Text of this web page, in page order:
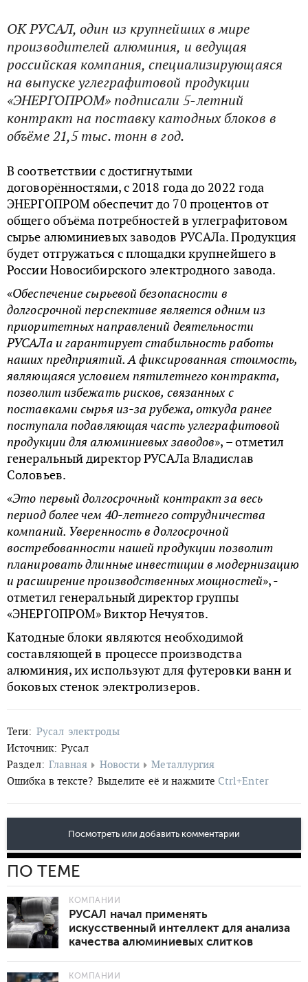
ОК РУСАЛ, один из крупнейших в мире
производителей алюминия, и ведущая
российская компания, специализирующаяся
на выпуске углеграфитовой продукции
«ЭНЕРГОПРОМ» подписали 5-летний
контракт на поставку катодных блоков в
объёме 21,5 тыс. тонн в год.
В соответствии с достигнутыми
договорённостями, с 2018 года до 2022 года
ЭНЕРГОПРОМ обеспечит до 70 процентов от
общего объёма потребностей в углеграфитовом
сырье алюминиевых заводов РУСАЛа. Продукция
будет отгружаться с площадки крупнейшего в
России Новосибирского электродного завода.
«Обеспечение сырьевой безопасности в
долгосрочной перспективе является одним из
приоритетных направлений деятельности
РУСАЛа и гарантирует стабильность работы
наших предприятий. А фиксированная стоимость,
являющаяся условием пятилетнего контракта,
позволит избежать рисков, связанных с
поставками сырья из-за рубежа, откуда ранее
поступала подавляющая часть углеграфитовой
продукции для алюминиевых заводов», – отметил
генеральный директор РУСАЛа Владислав
Соловьев.
«Это первый долгосрочный контракт за весь
период более чем 40-летнего сотрудничества
компаний. Уверенность в долгосрочной
востребованности нашей продукции позволит
планировать длинные инвестиции в модернизацию
и расширение производственных мощностей», -
отметил генеральный директор группы
«ЭНЕРГОПРОМ» Виктор Нечуятов.
Катодные блоки являются необходимой
составляющей в процессе производства
алюминия, их используют для футеровки ванн и
боковых стенок электролизеров.
Теги: Русал электроды
Источник: Русал
Раздел: Главная Новости
Металлургия
Ошибка в тексте? Выделите её и нажмите Ctrl+Enter
Посмотреть или добавить комментарии
ПО ТЕМЕ
КОМПАНИИ
РУСАЛ начал применять
искусственный интеллект для анализа
качества алюминиевых слитков
КОМПАНИИ